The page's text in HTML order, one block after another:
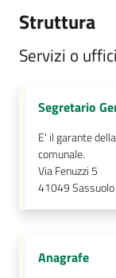
e
o
Struttura
Servizi o
Segretario
E' il garante
comunale.
Via Fenuzzi 5
41049Sassuolo
Anagrafe